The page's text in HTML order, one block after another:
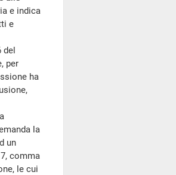
e indica
e
del
per
ha
la
un
comma
le cui